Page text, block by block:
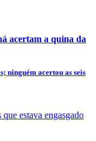
acertam a quina da
ninguém acertou as seis